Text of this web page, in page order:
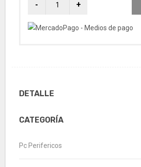
DETALLE
CATEGORÍA
Pc Perifericos